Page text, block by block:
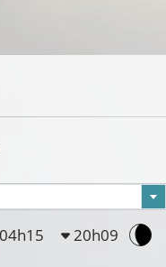
04h15 20h09